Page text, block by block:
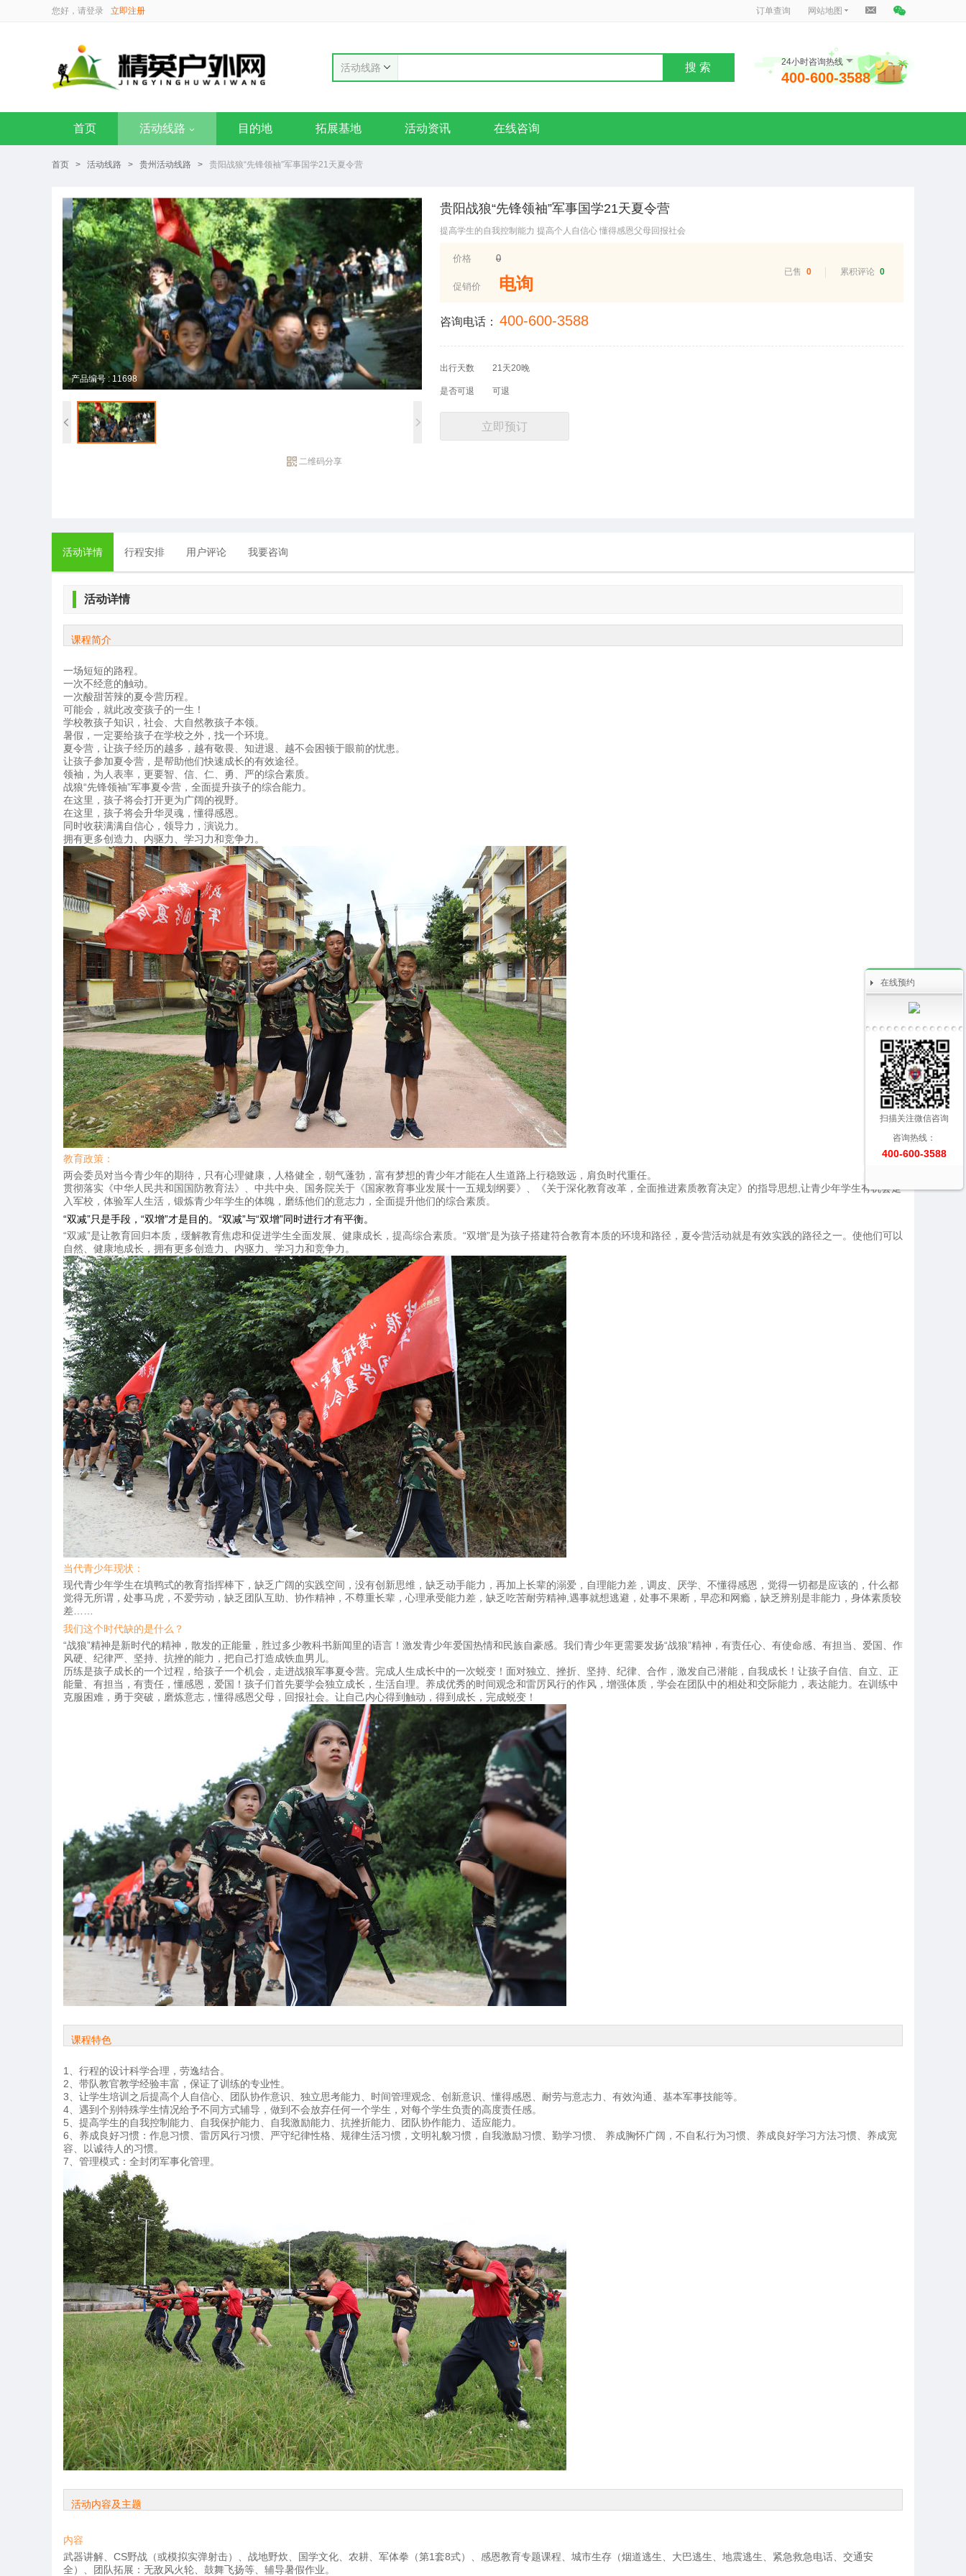
您好，请登录 立即注册 订单查询 网站地图
活动线路 搜 索 24小时咨询热线
400-600-3588
首页 活动线路 目的地 拓展基地 活动资讯 在线咨询
首页 > 活动线路 > 贵州活动线路 > 贵阳战狼“先锋领袖”军事国学21天夏令营
产品编号 : 11698
二维码分享
贵阳战狼“先锋领袖”军事国学21天夏令营
提高学生的自我控制能力 提高个人自信心 懂得感恩父母回报社会
价格 0
促销价 电询
已售 0 累积评论 0
咨询电话： 400-600-3588
出行天数 21天20晚
是否可退 可退
立即预订
活动详情 行程安排 用户评论 我要咨询
活动详情
课程简介
一场短短的路程。
一次不经意的触动。
一次酸甜苦辣的夏令营历程。
可能会，就此改变孩子的一生！
学校教孩子知识，社会、大自然教孩子本领。
暑假，一定要给孩子在学校之外，找一个环境。
夏令营，让孩子经历的越多，越有敬畏、知进退、越不会困顿于眼前的忧患。
让孩子参加夏令营，是帮助他们快速成长的有效途径。
领袖，为人表率，更要智、信、仁、勇、严的综合素质。
战狼“先锋领袖”军事夏令营，全面提升孩子的综合能力。
在这里，孩子将会打开更为广阔的视野。
在这里，孩子将会升华灵魂，懂得感恩。
同时收获满满自信心，领导力，演说力。
拥有更多创造力、内驱力、学习力和竞争力。
教育政策：
两会委员对当今青少年的期待，只有心理健康，人格健全，朝气蓬勃，富有梦想的青少年才能在人生道路上行稳致远，肩负时代重任。
贯彻落实《中华人民共和国国防教育法》、中共中央、国务院关于《国家教育事业发展十一五规划纲要》、《关于深化教育改革，全面推进素质教育决定》的指导思想,让青少年学生有机会走
入军校，体验军人生活，锻炼青少年学生的体魄，磨练他们的意志力，全面提升他们的综合素质。
“双减”只是手段，“双增”才是目的。“双减”与“双增”同时进行才有平衡。
“双减”是让教育回归本质，缓解教育焦虑和促进学生全面发展、健康成长，提高综合素质。“双增”是为孩子搭建符合教育本质的环境和路径，夏令营活动就是有效实践的路径之一。使他们可以
自然、健康地成长，拥有更多创造力、内驱力、学习力和竞争力。
当代青少年现状：
现代青少年学生在填鸭式的教育指挥棒下，缺乏广阔的实践空间，没有创新思维，缺乏动手能力，再加上长辈的溺爱，自理能力差，调皮、厌学、不懂得感恩，觉得一切都是应该的，什么都
觉得无所谓，处事马虎，不爱劳动，缺乏团队互助、协作精神，不尊重长辈，心理承受能力差，缺乏吃苦耐劳精神,遇事就想逃避，处事不果断，早恋和网瘾，缺乏辨别是非能力，身体素质较
差……
我们这个时代缺的是什么？
“战狼”精神是新时代的精神，散发的正能量，胜过多少教科书新闻里的语言！激发青少年爱国热情和民族自豪感。我们青少年更需要发扬“战狼”精神，有责任心、有使命感、有担当、爱国、作
风硬、纪律严、坚持、抗挫的能力，把自己打造成铁血男儿。
历练是孩子成长的一个过程，给孩子一个机会，走进战狼军事夏令营。完成人生成长中的一次蜕变！面对独立、挫折、坚持、纪律、合作，激发自己潜能，自我成长！让孩子自信、自立、正
能量、有担当，有责任，懂感恩，爱国！孩子们首先要学会独立成长，生活自理。养成优秀的时间观念和雷厉风行的作风，增强体质，学会在团队中的相处和交际能力，表达能力。在训练中
克服困难，勇于突破，磨炼意志，懂得感恩父母，回报社会。让自己内心得到触动，得到成长，完成蜕变！
课程特色
1、行程的设计科学合理，劳逸结合。
2、带队教官教学经验丰富，保证了训练的专业性。
3、让学生培训之后提高个人自信心、团队协作意识、独立思考能力、时间管理观念、创新意识、懂得感恩、耐劳与意志力、有效沟通、基本军事技能等。
4、遇到个别特殊学生情况给予不同方式辅导，做到不会放弃任何一个学生，对每个学生负责的高度责任感。
5、提高学生的自我控制能力、自我保护能力、自我激励能力、抗挫折能力、团队协作能力、适应能力。
6、养成良好习惯：作息习惯、雷厉风行习惯、严守纪律性格、规律生活习惯，文明礼貌习惯，自我激励习惯、勤学习惯、 养成胸怀广阔，不自私行为习惯、养成良好学习方法习惯、养成宽
容、以诚待人的习惯。
7、管理模式：全封闭军事化管理。
活动内容及主题
内容
武器讲解、CS野战（或模拟实弹射击）、战地野炊、国学文化、农耕、军体拳（第1套8式）、感恩教育专题课程、城市生存（烟道逃生、大巴逃生、地震逃生、紧急救急电话、交通安
全）、团队拓展：无敌风火轮、鼓舞飞扬等、辅导暑假作业。
在线预约
扫描关注微信咨询
咨询热线：
400-600-3588